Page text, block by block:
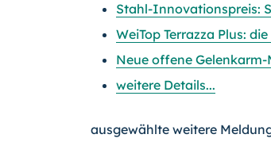
Stahl-Innovationspreis:
WeiTop Terrazza Plus:
Neue offene
weitere Details...
ausgewählte weitere